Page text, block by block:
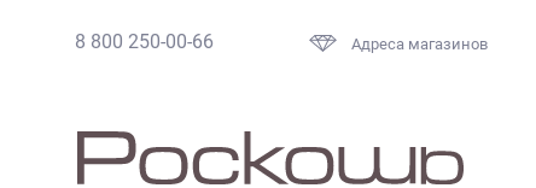
8 800 250-00-66 Адреса магазинов